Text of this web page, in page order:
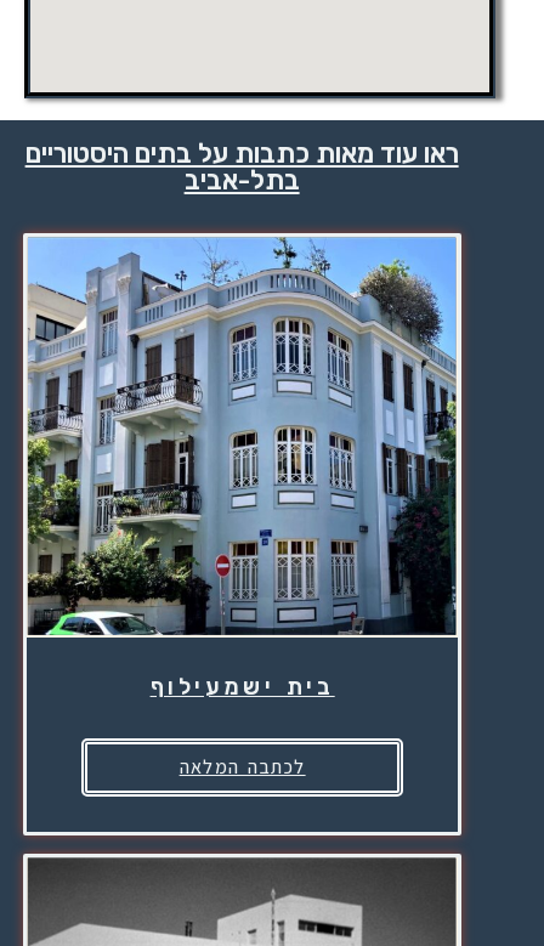
ראו עוד מאות כתבות על בתים היסטוריים
בתל-אביב
בית ישמעילוף
לכתבה המלאה